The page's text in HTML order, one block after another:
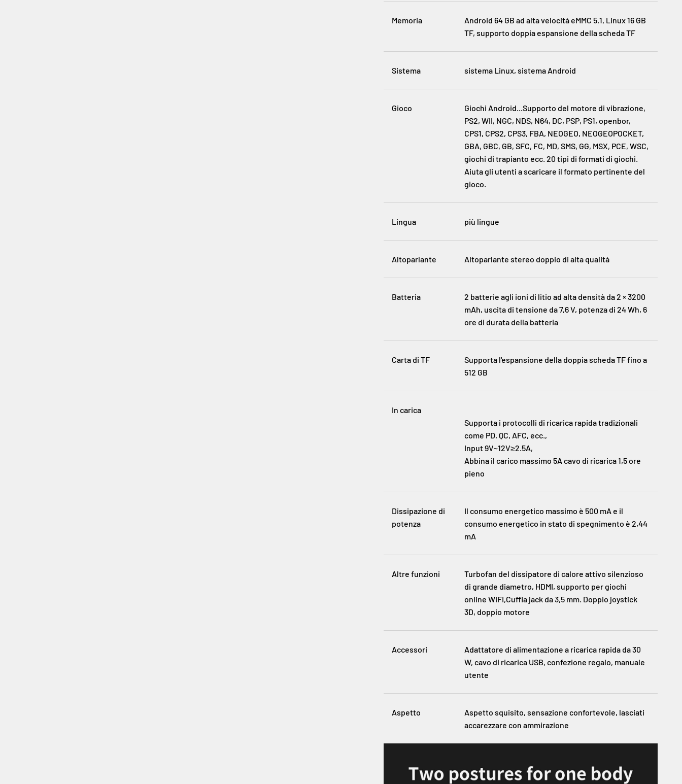
Memoria
Android 64 GB ad alta velocità eMMC 5.1, Linux 16 GB
TF, supporto doppia espansione della scheda TF
Sistema sistema Linux, sistema Android
Gioco
Giochi Android...Supporto del motore di vibrazione,
PS2, WII, NGC, NDS, N64, DC, PSP, PS1, openbor,
CPS1, CPS2, CPS3, FBA, NEOGEO, NEOGEOPOCKET,
GBA, GBC, GB, SFC, FC, MD, SMS, GG, MSX, PCE, WSC,
giochi di trapianto ecc. 20 tipi di formati di giochi.
Aiuta gli utenti a scaricare il formato pertinente del
gioco.
Lingua più lingue
Altoparlante Altoparlante stereo doppio di alta qualità
Batteria
2 batterie agli ioni di litio ad alta densità da 2 × 3200
mAh, uscita di tensione da 7,6 V, potenza di 24 Wh, 6
ore di durata della batteria
Carta di TF
Supporta l'espansione della doppia scheda TF fino a
512 GB
In carica
Supporta i protocolli di ricarica rapida tradizionali
come PD, QC, AFC, ecc.,
Input 9V~12V≥2.5A,
Abbina il carico massimo 5A cavo di ricarica 1,5 ore
pieno
Dissipazione di
potenza
Il consumo energetico massimo è 500 mA e il
consumo energetico in stato di spegnimento è 2,44
mA
Altre funzioni
Turbofan del dissipatore di calore attivo silenzioso
di grande diametro, HDMI, supporto per giochi
online WIFI,Cuffia jack da 3,5 mm. Doppio joystick
3D, doppio motore
Accessori
Adattatore di alimentazione a ricarica rapida da 30
W, cavo di ricarica USB, confezione regalo, manuale
utente
Aspetto
Aspetto squisito, sensazione confortevole, lasciati
accarezzare con ammirazione